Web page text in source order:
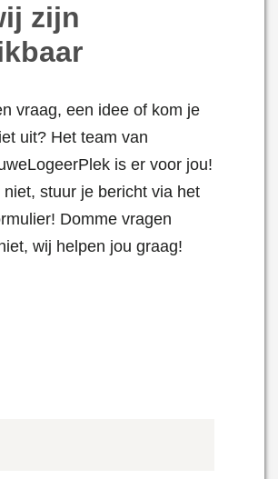
zijn
vraag, een idee of kom je
uit? Het team van
is er voor jou!
niet, stuur je bericht via het
Domme vragen
wij helpen jou graag!